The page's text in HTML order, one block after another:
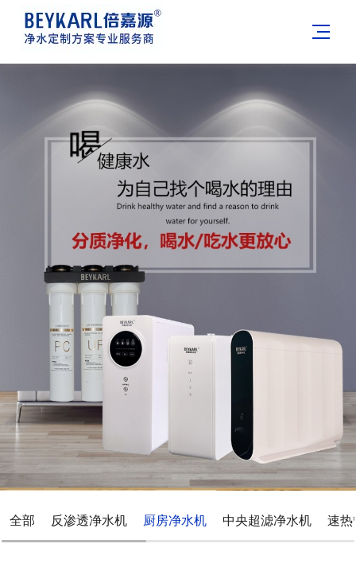
全部 反渗透净水机 厨房净水机 中央超滤净水机 速